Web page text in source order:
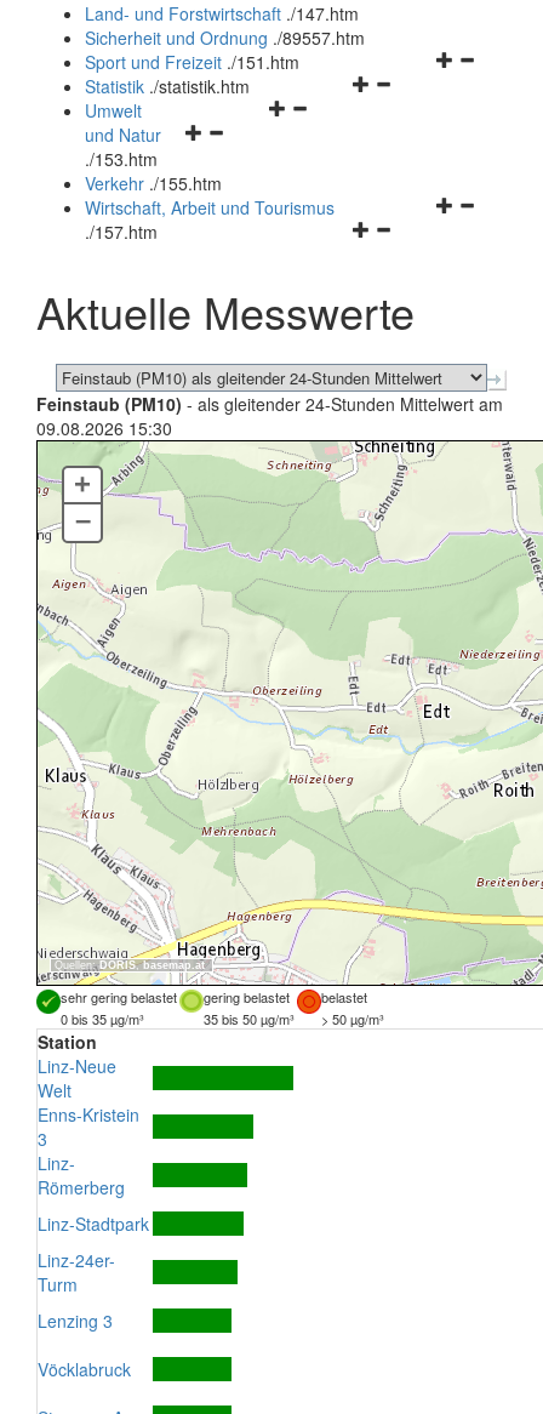
und
schließen
Land- und Forstwirtschaft ./147.htm
Sicherheit und Ordnung ./89557.htm
Navigationsmenü
Sport und Freizeit ./151.htm
Navigationsmenü
Statistik ./statistik.htm
Navigationsmenü
und
schließen
Umwelt
und Natur
./153.htm
Verkehr ./155.htm
Navigationsmenü
schließen
Wirtschaft, Arbeit und Tourismus
./157.htm
Aktuelle Messwerte
Feinstaub (PM10) - als gleitender 24-Stunden Mittelwert am
09.08.2026 15:30
Quellen: DORIS,basemap.at
+
–
sehr gering belastet gering belastet
belastet
0 bis 35 µg/m³
35 bis 50 µg/m³ > 50 µg/m³
Station
Linz-Neue
Welt
Enns-Kristein
3
Linz-
Römerberg
Linz-Stadtpark
Linz-24er-
Turm
Lenzing 3
Vöcklabruck